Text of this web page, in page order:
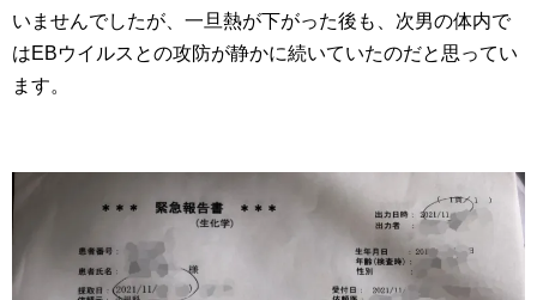
いませんでしたが、一旦熱が下がった後も、次男の体内で
はEBウイルスとの攻防が静かに続いていたのだと思ってい
ます。